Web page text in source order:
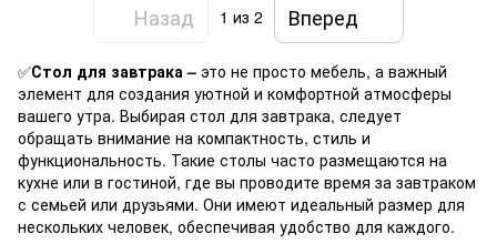
Назад 1 из 2 Вперед
✅Стол для завтрака – это не просто мебель, а важный
элемент для создания уютной и комфортной атмосферы
вашего утра. Выбирая стол для завтрака, следует
обращать внимание на компактность, стиль и
функциональность. Такие столы часто размещаются на
кухне или в гостиной, где вы проводите время за завтраком
с семьей или друзьями. Они имеют идеальный размер для
нескольких человек, обеспечивая удобство для каждого.